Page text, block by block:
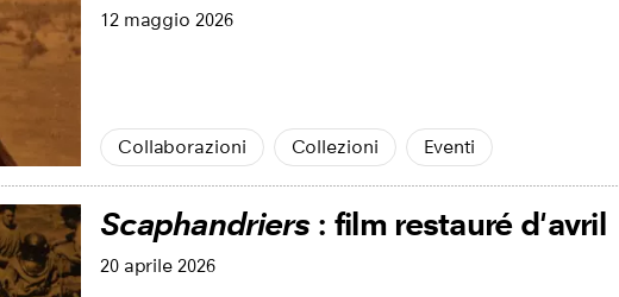
12 maggio 2026
Collaborazioni Collezioni Eventi
Scaphandriers: film restauré d'avril
20 aprile 2026